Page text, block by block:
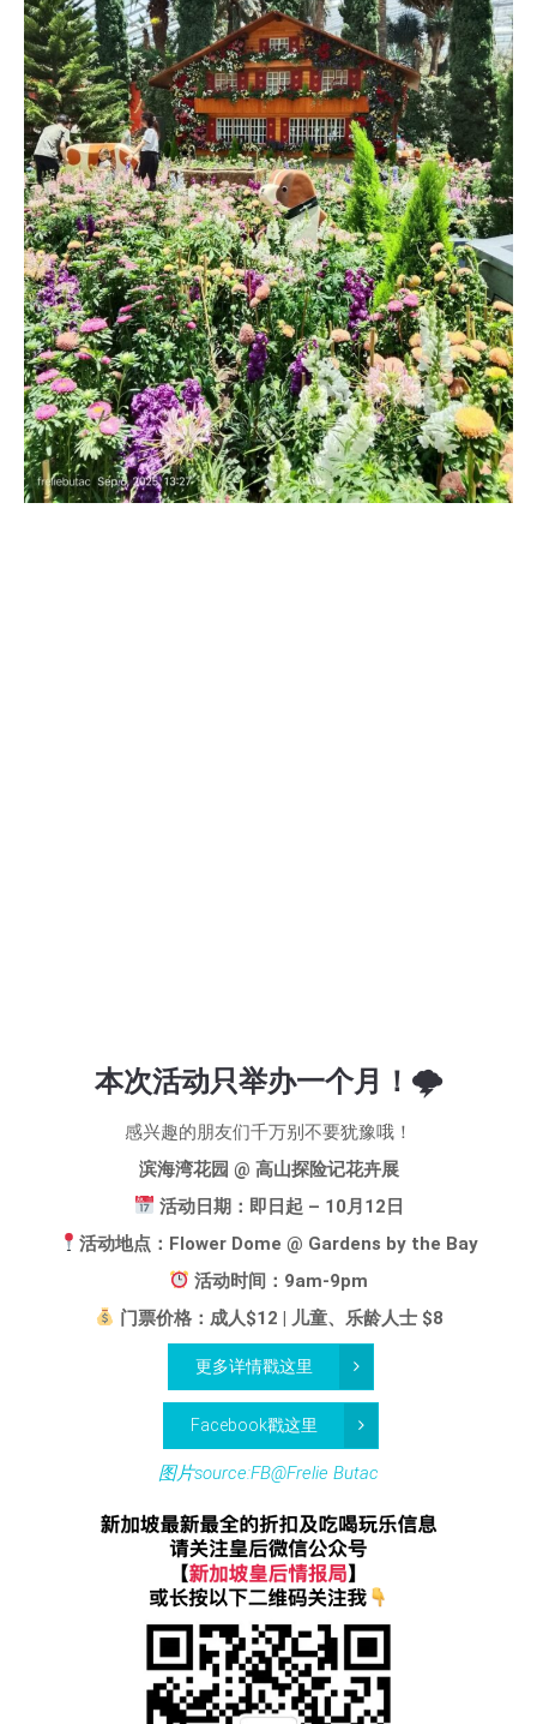
本次活动只举办一个月！🌩
感兴趣的朋友们千万别不要犹豫哦！
滨海湾花园 @ 高山探险记花卉展
活动日期：即日起 – 10月12日
活动地点：Flower Dome @ Gardens by the Bay
活动时间：9am-9pm
门票价格：成人$12 | 儿童、乐龄人士 $8
更多详情戳这里
Facebook戳这里
图片source:FB@Frelie Butac